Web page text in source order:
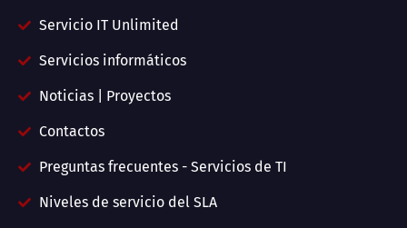
Servicio IT Unlimited
Servicios informáticos
Noticias | Proyectos
Contactos
Preguntas frecuentes - Servicios de TI
Niveles de servicio del SLA